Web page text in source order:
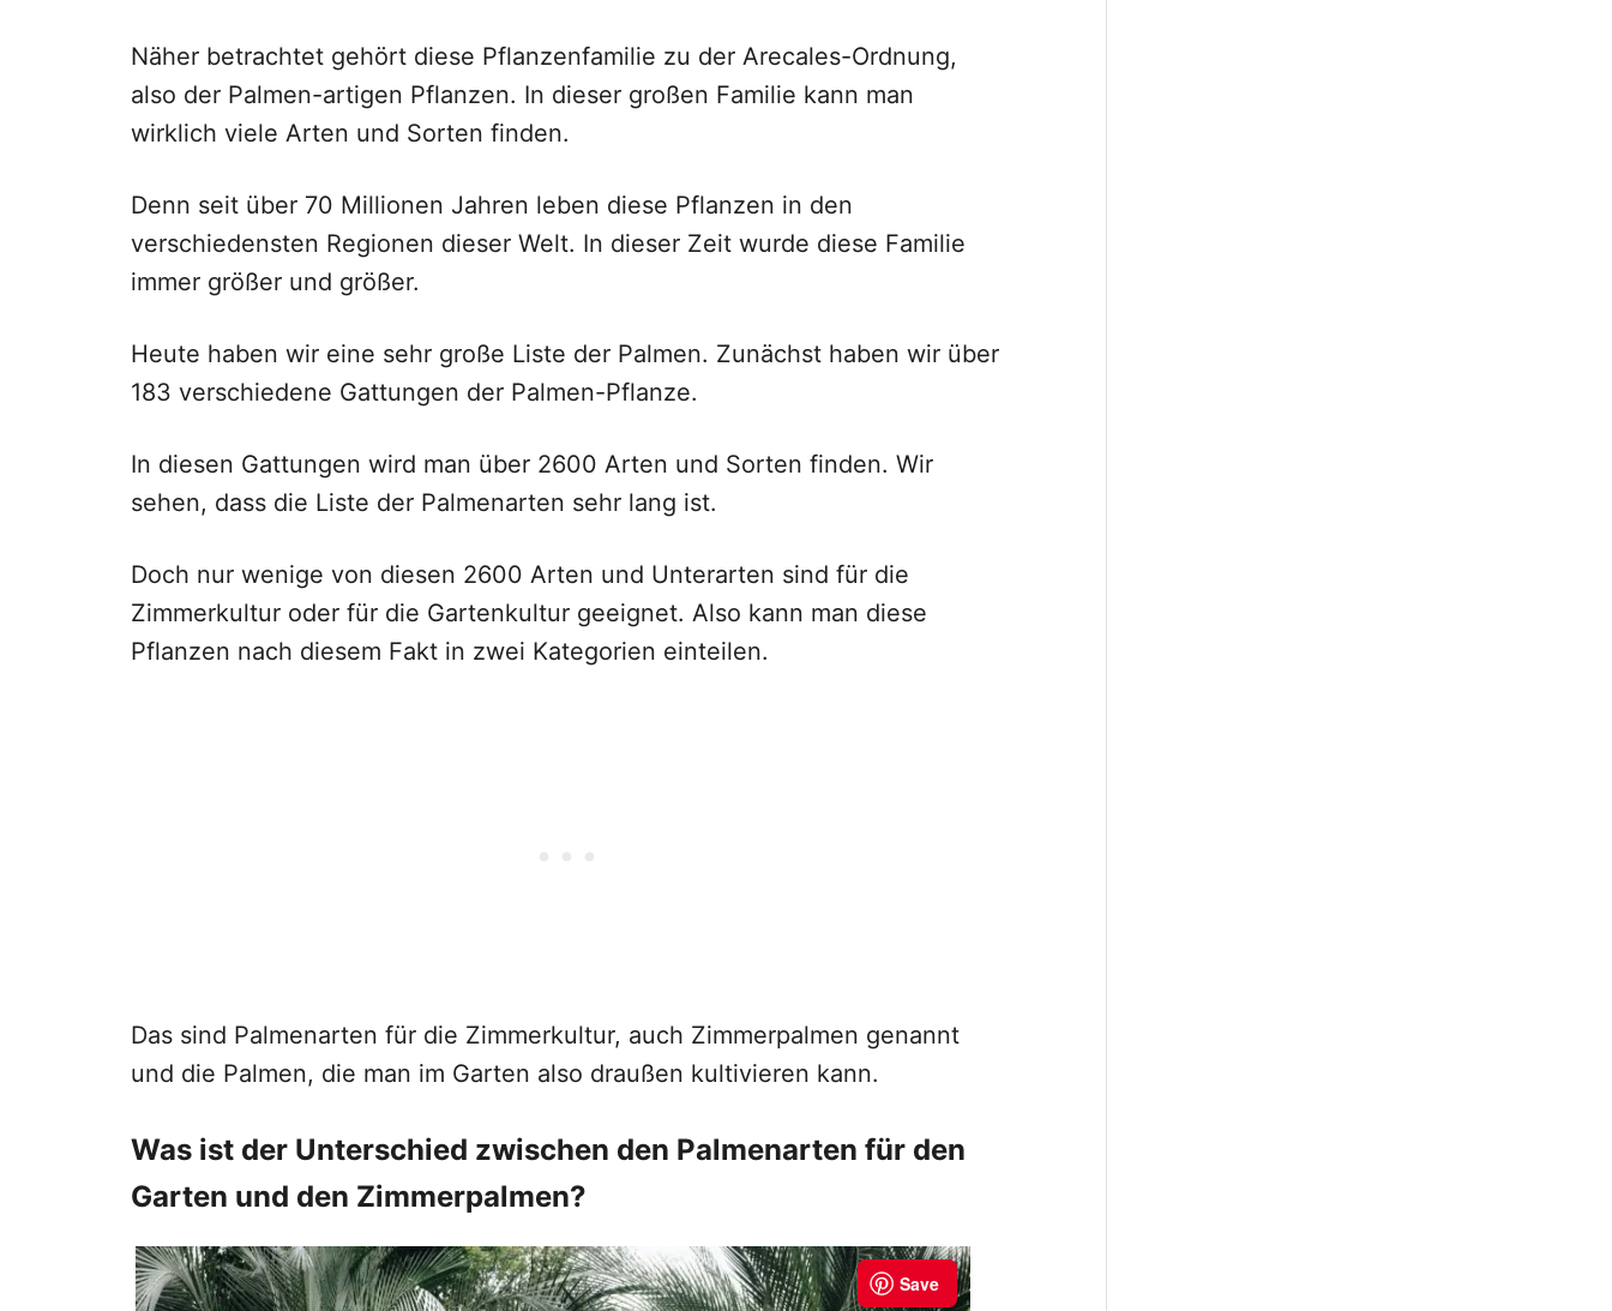
Näher betrachtet gehört diese Pflanzenfamilie zu der Arecales-Ordnung,
also der Palmen-artigen Pflanzen. In dieser großen Familie kann man
wirklich viele Arten und Sorten finden.
Denn seit über 70 Millionen Jahren leben diese Pflanzen in den
verschiedensten Regionen dieser Welt. In dieser Zeit wurde diese Familie
immer größer und größer.
Heute haben wir eine sehr große Liste der Palmen. Zunächst haben wir über
183 verschiedene Gattungen der Palmen-Pflanze.
In diesen Gattungen wird man über 2600 Arten und Sorten finden. Wir
sehen, dass die Liste der Palmenarten sehr lang ist.
Doch nur wenige von diesen 2600 Arten und Unterarten sind für die
Zimmerkultur oder für die Gartenkultur geeignet. Also kann man diese
Pflanzen nach diesem Fakt in zwei Kategorien einteilen.
Das sind Palmenarten für die Zimmerkultur, auch Zimmerpalmen genannt
und die Palmen, die man im Garten also draußen kultivieren kann.
Was ist der Unterschied zwischen den Palmenarten für den
Garten und den Zimmerpalmen?